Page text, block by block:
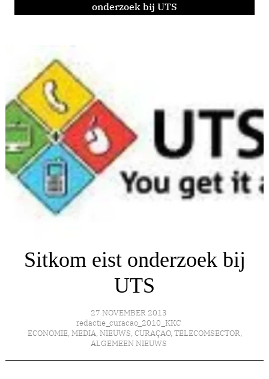
onderzoek bij UTS
Sitkom eist onderzoek bij
UTS
27 NOVEMBER 2013
redactie_curacao_2010_KKC
ECONOMIE, MEDIA, NIEUWS, CURAÇAO, TELECOMSECTOR,
ALGEMEEN NIEUWS